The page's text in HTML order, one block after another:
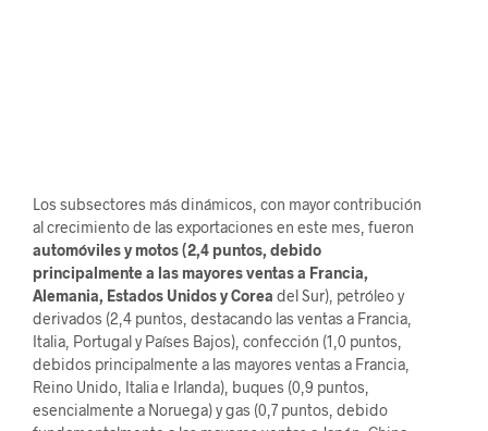
Los subsectores más dinámicos, con mayor contribución
al crecimiento de las exportaciones en este mes, fueron
automóviles y motos (2,4 puntos, debido
principalmente a las mayores ventas a Francia,
Alemania, Estados Unidos y Corea del Sur), petróleo y
derivados (2,4 puntos, destacando las ventas a Francia,
Italia, Portugal y Países Bajos), confección (1,0 puntos,
debidos principalmente a las mayores ventas a Francia,
Reino Unido, Italia e Irlanda), buques (0,9 puntos,
esencialmente a Noruega) y gas (0,7 puntos, debido